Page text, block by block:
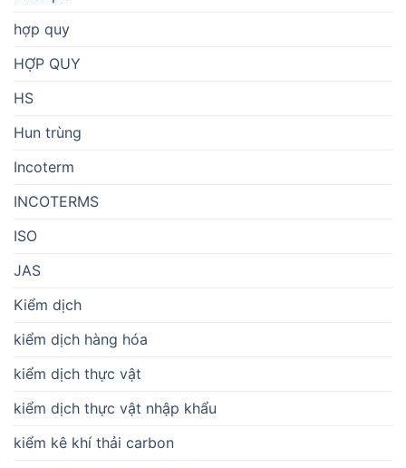
hợp quy
HỢP QUY
HS
Hun trùng
Incoterm
INCOTERMS
ISO
JAS
Kiểm dịch
kiểm dịch hàng hóa
kiểm dịch thực vật
kiểm dịch thực vật nhập khẩu
kiểm kê khí thải carbon